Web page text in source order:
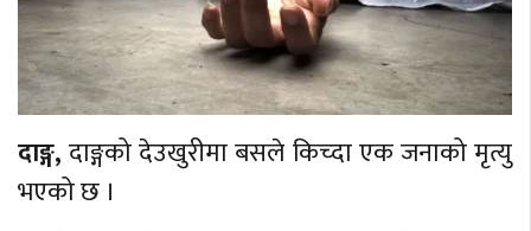
दाङ्ग,दाङ्गको देउखुरीमा बसले किच्दा एक जनाको मृत्यु
भएको छ ।